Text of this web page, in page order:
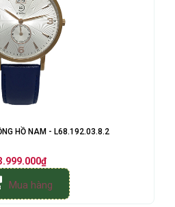
HỒ NAM - L68.192.03.8.2
Mua hàng